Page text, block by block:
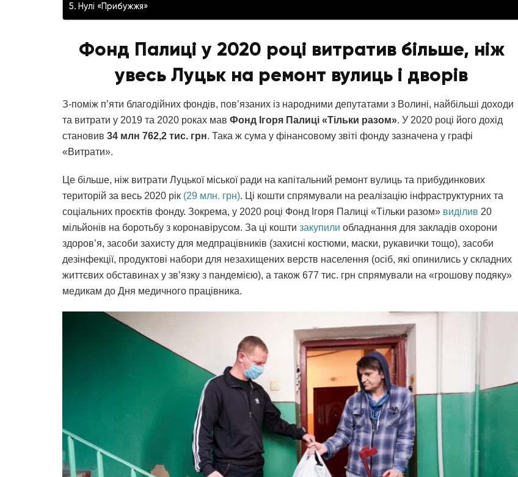
Нулі «Прибужжя»
Фонд Палиці у 2020 році витратив більше, ніж
увесь Луцьк на ремонт вулиць і дворів
З-поміж п’яти благодійних фондів, пов’язаних із народними депутатами з Волині, найбільші доходи
та витрати у 2019 та 2020 роках мав Фонд Ігоря Палиці «Тільки разом». У 2020 році його дохід
становив 34 млн 762,2 тис. грн. Така ж сума у фінансовому звіті фонду зазначена у графі
«Витрати».
Це більше, ніж витрати Луцької міської ради на капітальний ремонт вулиць та прибудинкових
територій за весь 2020 рік (29 млн. грн). Ці кошти спрямували на реалізацію інфраструктурних та
соціальних проєктів фонду. Зокрема, у 2020 році Фонд Ігоря Палиці «Тільки разом» виділив 20
мільйонів на боротьбу з коронавірусом. За ці кошти закупили обладнання для закладів охорони
здоров’я, засоби захисту для медпрацівників (захисні костюми, маски, рукавички тощо), засоби
дезінфекції, продуктові набори для незахищених верств населення (осіб, які опинились у складних
життєвих обставинах у зв’язку з пандемією), а також 677 тис. грн спрямували на «грошову подяку»
медикам до Дня медичного працівника.